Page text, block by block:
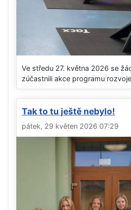
Ve středu 27. května 2026 se
zúčastnili akce programu
Tak to tu ještě nebylo!
pátek, 29 květen 2026 07:29